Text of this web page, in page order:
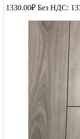
1330.00₽ Без НДС: